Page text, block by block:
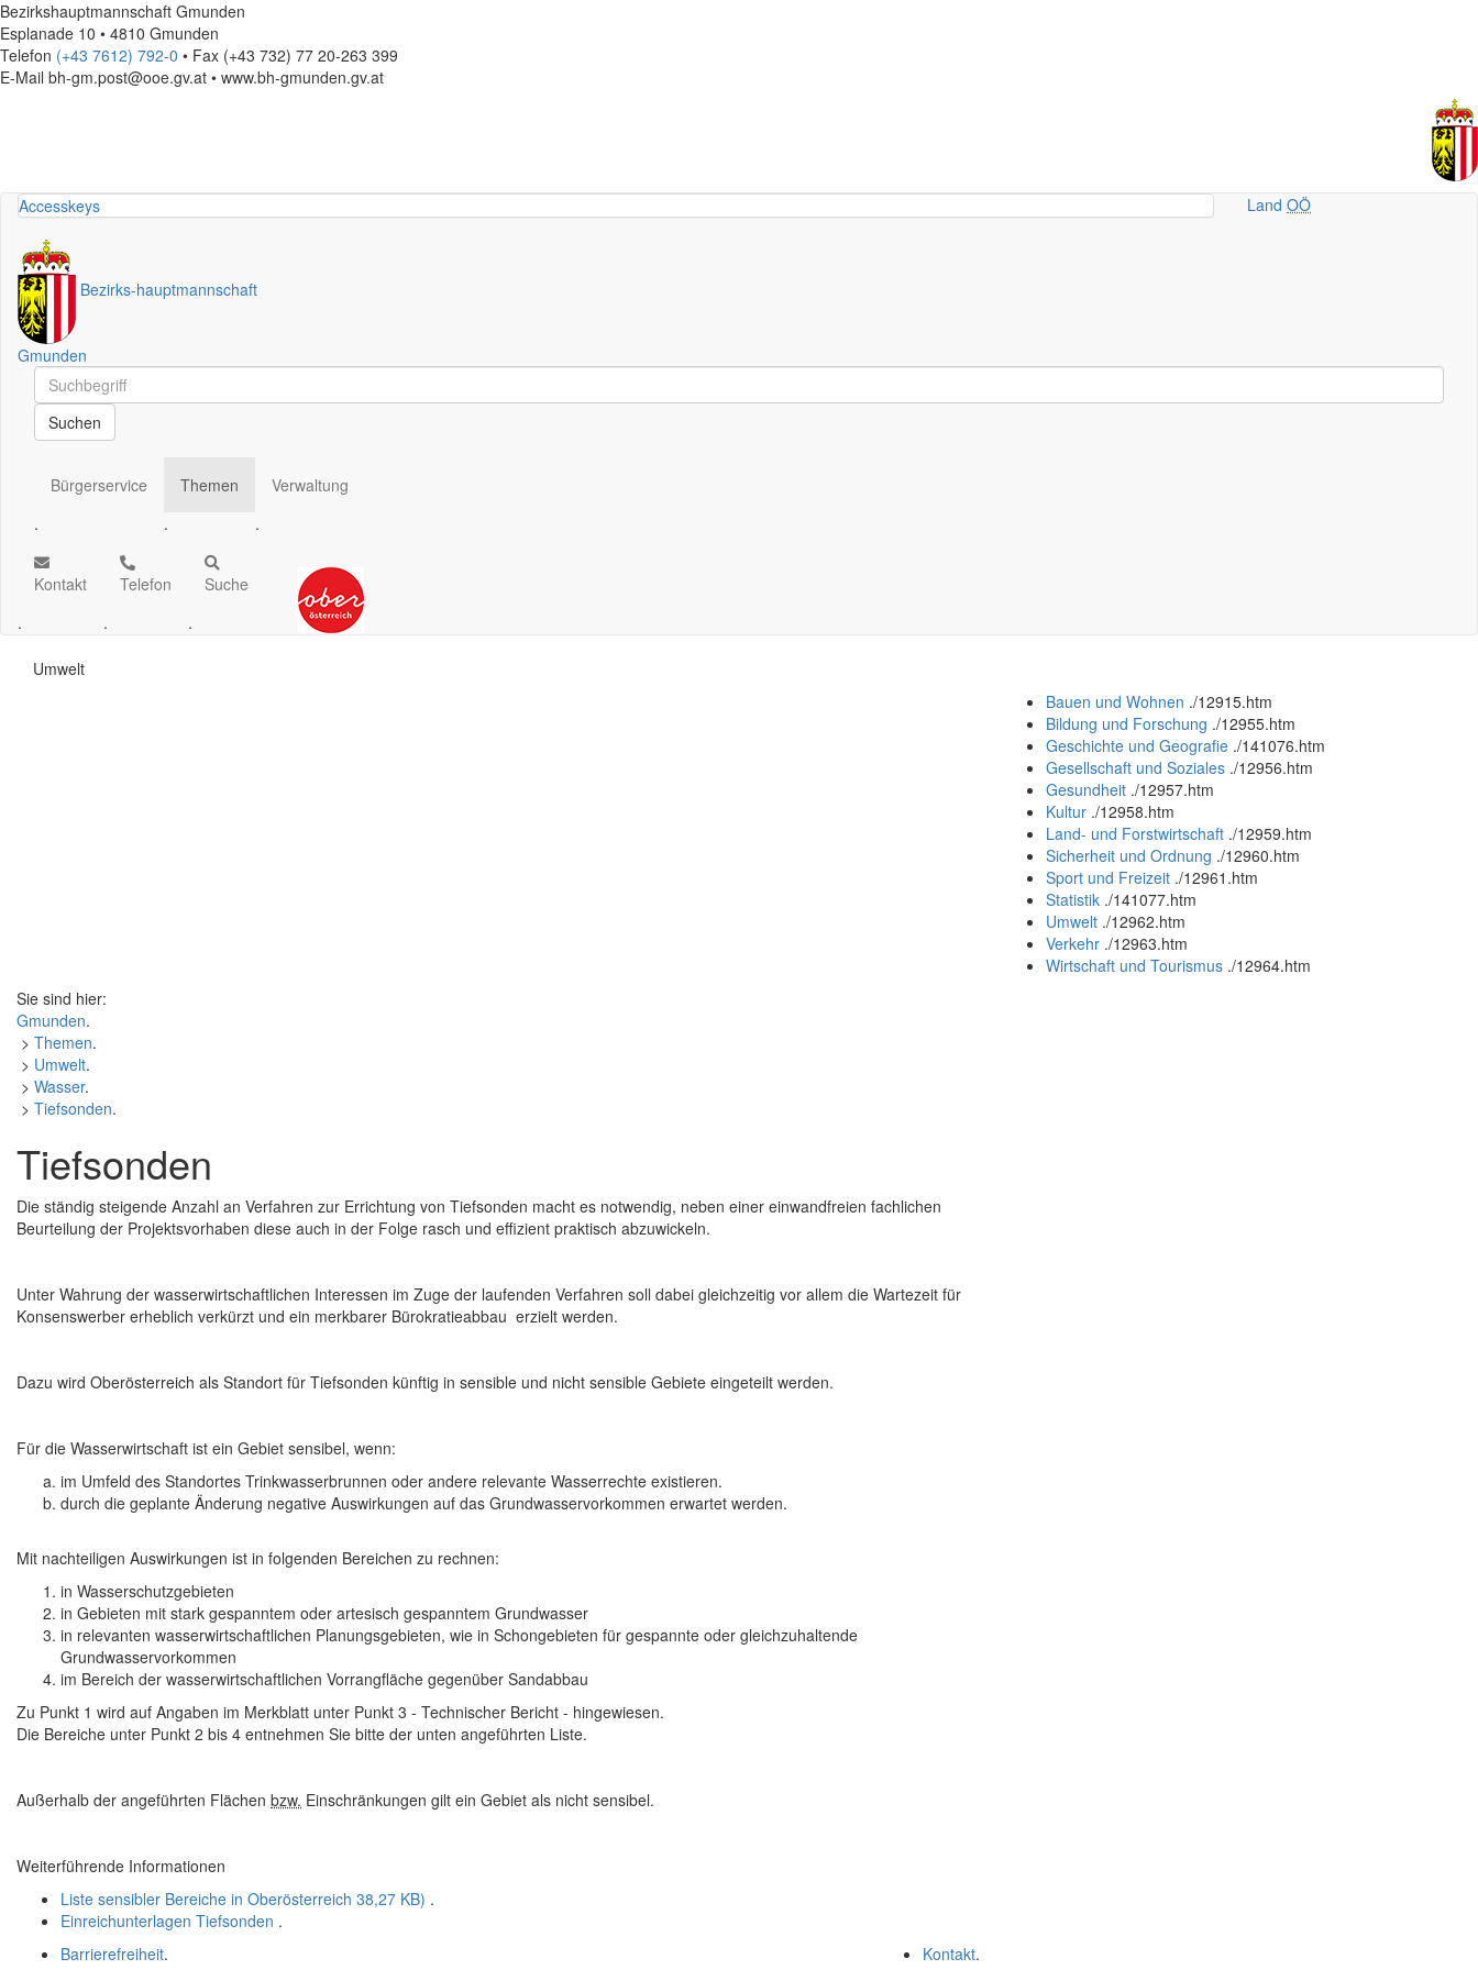
Bezirkshauptmannschaft Gmunden
Esplanade 10 • 4810 Gmunden
Telefon (+43 7612) 792-0 • Fax (+43 732) 77 20-263 399
E-Mail bh-gm.post@ooe.gv.at • www.bh-gmunden.gv.at
Accesskeys LandOÖ
Bezirks-hauptmannschaft
Gmunden
Schnellsuche
Schnellsuche
Suchen
Bürgerservice
.
Themen
.
Verwaltung
.
Kontakt
.
Telefon
.
Suche
.
Umwelt
Bauen und Wohnen ./12915.htm
Bildung und Forschung ./12955.htm
Geschichte und Geografie ./141076.htm
Gesellschaft und Soziales ./12956.htm
Gesundheit ./12957.htm
Kultur ./12958.htm
Land- und Forstwirtschaft ./12959.htm
Sicherheit und Ordnung ./12960.htm
Sport und Freizeit ./12961.htm
Statistik ./141077.htm
Umwelt ./12962.htm
Verkehr ./12963.htm
Wirtschaft und Tourismus ./12964.htm
Sie sind hier:
Gmunden.
> Themen.
> Umwelt.
> Wasser.
> Tiefsonden.
Tiefsonden
Die ständig steigende Anzahl an Verfahren zur Errichtung von Tiefsonden macht es notwendig, neben einer einwandfreien fachlichen
Beurteilung der Projektsvorhaben diese auch in der Folge rasch und effizient praktisch abzuwickeln.
Unter Wahrung der wasserwirtschaftlichen Interessen im Zuge der laufenden Verfahren soll dabei gleichzeitig vor allem die Wartezeit für
Konsenswerber erheblich verkürzt und ein merkbarer Bürokratieabbau erzielt werden.
Dazu wird Oberösterreich als Standort für Tiefsonden künftig in sensible und nicht sensible Gebiete eingeteilt werden.
Für die Wasserwirtschaft ist ein Gebiet sensibel, wenn:
im Umfeld des Standortes Trinkwasserbrunnen oder andere relevante Wasserrechte existieren.
durch die geplante Änderung negative Auswirkungen auf das Grundwasservorkommen erwartet werden.
Mit nachteiligen Auswirkungen ist in folgenden Bereichen zu rechnen:
in Wasserschutzgebieten
in Gebieten mit stark gespanntem oder artesisch gespanntem Grundwasser
in relevanten wasserwirtschaftlichen Planungsgebieten, wie in Schongebieten für gespannte oder gleichzuhaltende
Grundwasservorkommen
im Bereich der wasserwirtschaftlichen Vorrangfläche gegenüber Sandabbau
Zu Punkt 1 wird auf Angaben im Merkblatt unter Punkt 3 - Technischer Bericht - hingewiesen.
Die Bereiche unter Punkt 2 bis 4 entnehmen Sie bitte der unten angeführten Liste.
Außerhalb der angeführten Flächen bzw. Einschränkungen gilt ein Gebiet als nicht sensibel.
Weiterführende Informationen
Liste sensibler Bereiche in Oberösterreich 38,27 KB) .
Einreichunterlagen Tiefsonden .
Kontakt.
Barrierefreiheit.